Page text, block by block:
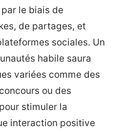
le biais de
de partages, et
sociales. Un
habile saura
variées comme des
ou des
stimuler la
interaction positive